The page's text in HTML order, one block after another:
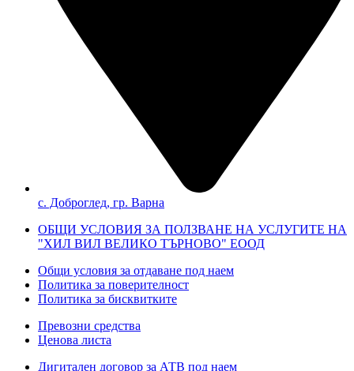
с. Доброглед, гр. Варна
ОБЩИ УСЛОВИЯ ЗА ПОЛЗВАНЕ НА УСЛУГИТЕ НА
"ХИЛ ВИЛ ВЕЛИКО ТЪРНОВО" ЕООД
Общи условия за отдаване под наем
Политика за поверителност
Политика за бисквитките
Превозни средства
Ценова листа
Дигитален договор за АТВ под наем